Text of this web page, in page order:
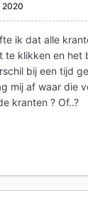
ik dat alle
te klikken en
bij een tijd
mij af waar die
kranten ?